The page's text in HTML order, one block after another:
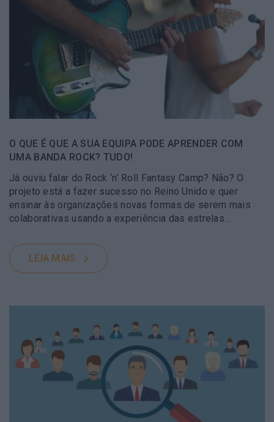
O QUE É QUE A SUA EQUIPA PODE APRENDER COM
UMA BANDA ROCK? TUDO!
Já ouviu falar do Rock ‘n’ Roll Fantasy Camp? Não? O
projeto está a fazer sucesso no Reino Unido e quer
ensinar às organizações novas formas de serem mais
colaborativas usando a experiência das estrelas…
LEIA MAIS